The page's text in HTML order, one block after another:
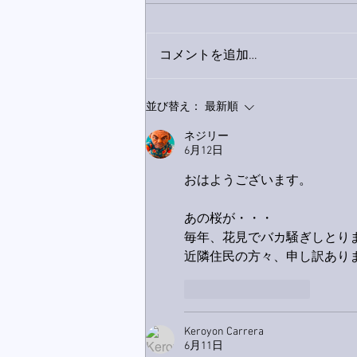
9月23日「amiism」リリー
コメントを追加…
並び替え： 最新順
ネジリー
6月12日
おはようございます。
あの桜が・・・
毎年、花見でバカ騒ぎしとり
近隣住民の方々、申し訳あり
Keroyon Carrera
6月11日